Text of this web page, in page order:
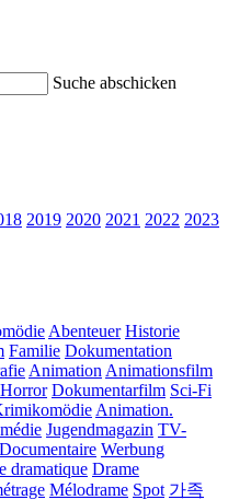
Suche abschicken
2019 2020 2021 2022 2023
Abenteuer Historie
Familie Dokumentation
Animation Animationsfilm
Horror Dokumentarfilm Sci-Fi
Animation.
Jugendmagazin TV-
Documentaire Werbung
dramatique Drame
Mélodrame Spot 가족